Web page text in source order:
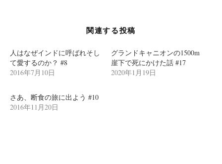
ン
関連する投稿
人はなぜインドに呼ばれそし
て愛するのか？ #8
2016年7月10日
グランドキャニオンの1500m
崖下で死にかけた話 #17
2020年1月19日
さあ、断食の旅に出よう #10
2016年11月20日